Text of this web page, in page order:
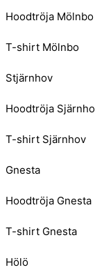
Hoodtröja Mölnbo
T-shirt Mölnbo
Stjärnhov
Hoodtröja
T-shirt Sjärnhov
Gnesta
Hoodtröja Gnesta
T-shirt Gnesta
Hölö